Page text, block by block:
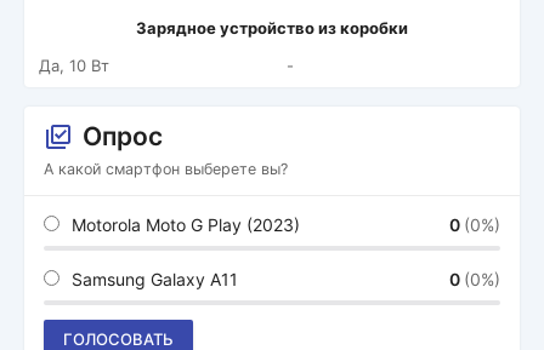
Зарядное устройство из коробки
Да, 10 Вт
-
Опрос
А какой смартфон выберете вы?
Motorola Moto G Play (2023) 0 (0%)
Samsung Galaxy A11 0 (0%)
ГОЛОСОВАТЬ